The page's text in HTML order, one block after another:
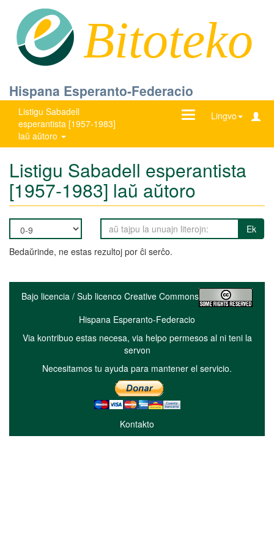
Bitoteko
Hispana Esperanto-Federacio
Listigu Sabadell
esperantista [1957-1983]
laŭ aŭtoro
Lingvo
Ŝanĝu
Listigu Sabadell esperantista
[1957-1983] laŭ aŭtoro
Ek
Bedaŭrinde, ne estas rezultoj por ĉi serĉo.
Bajo licencia / Sub licenco Creative Commons
Hispana Esperanto-Federacio
Via kontribuo estas necesa, via helpo permesos al ni teni la
servon
Necesitamos tu ayuda para mantener el servicio.
Kontakto